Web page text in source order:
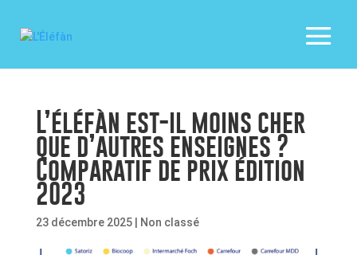
L’éléfàn est-il moins cher
que d’autres enseignes ?
Comparatif de prix édition
2023
23 décembre 2025| Non classé